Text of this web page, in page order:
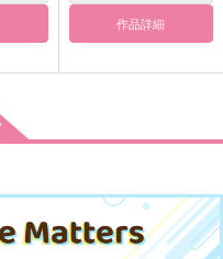
サンプル
好きって言ってよ。下
1,572円 （税込）
呪術廻戦
五条悟×虎杖悠仁
作品詳細